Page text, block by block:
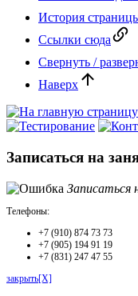
История
Ссылки сюда
Свернуть /
Наверх
Записаться на
Записаться
Телефоны:
+7 (910) 874 73 73
+7 (905) 194 91 19
+7 (831) 247 47 55
закрыть[X]